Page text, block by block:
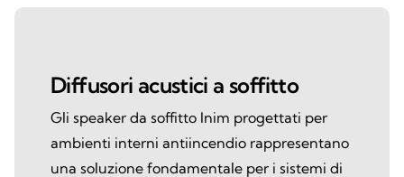
Diffusori acustici a soffitto
Gli speaker da soffitto Inim progettati per
ambienti interni antiincendio rappresentano
una soluzione fondamentale per i sistemi di